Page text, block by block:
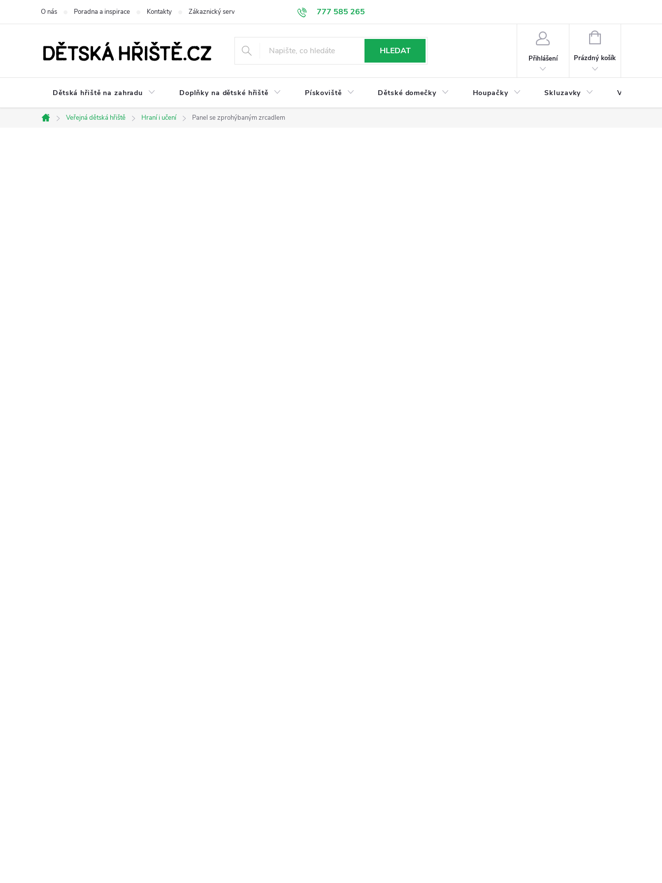
777 585 265
O nás Poradna a inspirace Kontakty Zákaznický servis Doprava a platba Obchodní podmínky
HLEDAT
Přihlášení
NÁKUPNÍ
Prázdný košík
Dětská hřiště na zahradu Doplňky na dětské hřiště Pískoviště Dětské domečky Houpačky Skluzavky Veřejná
Domů
Veřejná dětská hřiště Hraní i učení Panel se zprohýbaným zrcadlem